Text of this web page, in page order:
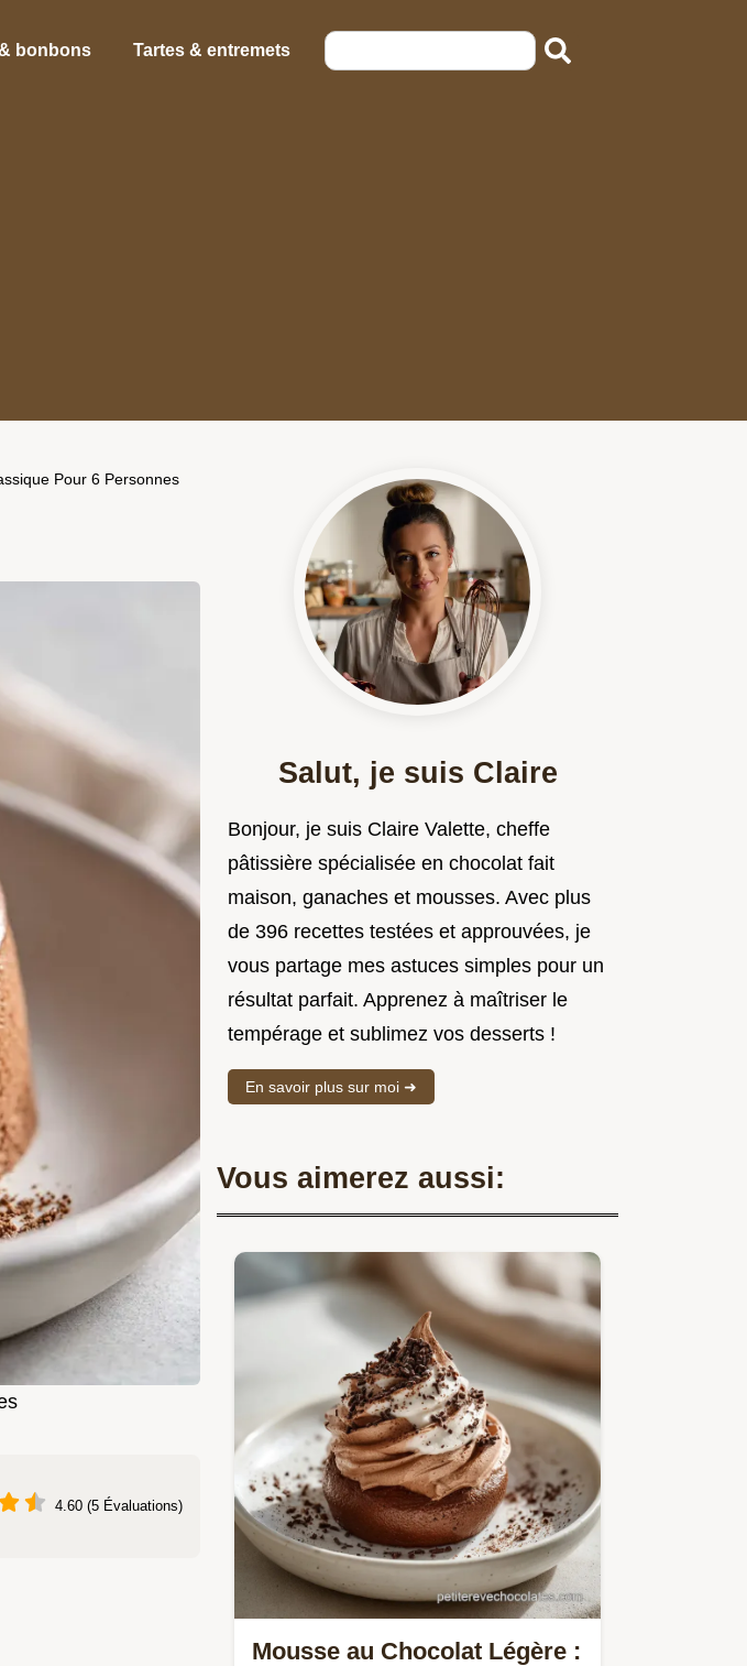
bonbons Tartes & entremets
Pour 6 Personnes
4.60 (5 Évaluations)
Salut, je suis Claire
Bonjour, je suis Claire Valette, cheffe
pâtissière spécialisée en chocolat fait
maison, ganaches et mousses. Avec plus
de 396 recettes testées et approuvées, je
vous partage mes astuces simples pour un
résultat parfait. Apprenez à maîtriser le
tempérage et sublimez vos desserts !
En savoir plus sur moi ➜
Vous aimerez aussi:
Mousse au Chocolat Légère :